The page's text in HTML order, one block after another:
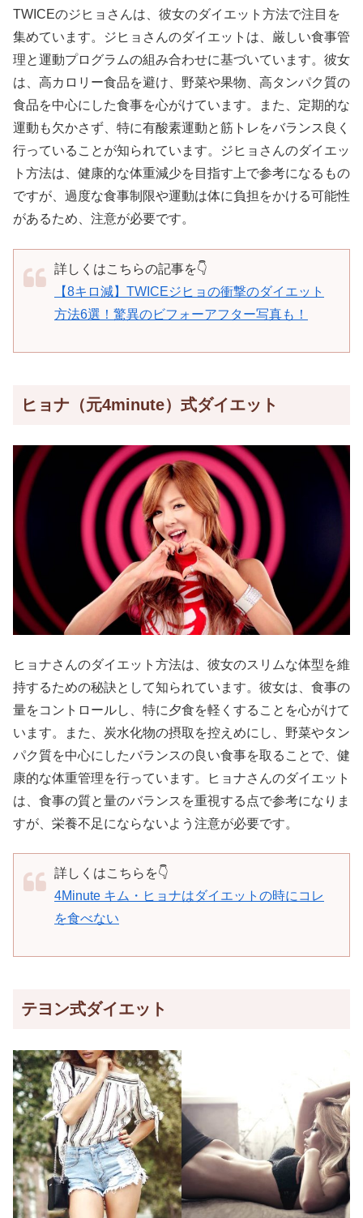
TWICEのジヒョさんは、彼女のダイエット方法で注目を
集めています。ジヒョさんのダイエットは、厳しい食事管
理と運動プログラムの組み合わせに基づいています。彼女
は、高カロリー食品を避け、野菜や果物、高タンパク質の
食品を中心にした食事を心がけています。また、定期的な
運動も欠かさず、特に有酸素運動と筋トレをバランス良く
行っていることが知られています。ジヒョさんのダイエッ
ト方法は、健康的な体重減少を目指す上で参考になるもの
ですが、過度な食事制限や運動は体に負担をかける可能性
があるため、注意が必要です。
詳しくはこちらの記事を👇
【8キロ減】TWICEジヒョの衝撃のダイエット
方法6選！驚異のビフォーアフター写真も！
ヒョナ（元4minute）式ダイエット
ヒョナさんのダイエット方法は、彼女のスリムな体型を維
持するための秘訣として知られています。彼女は、食事の
量をコントロールし、特に夕食を軽くすることを心がけて
います。また、炭水化物の摂取を控えめにし、野菜やタン
パク質を中心にしたバランスの良い食事を取ることで、健
康的な体重管理を行っています。ヒョナさんのダイエット
は、食事の質と量のバランスを重視する点で参考になりま
すが、栄養不足にならないよう注意が必要です。
詳しくはこちらを👇
4Minute キム・ヒョナはダイエットの時にコレ
を食べない
テヨン式ダイエット